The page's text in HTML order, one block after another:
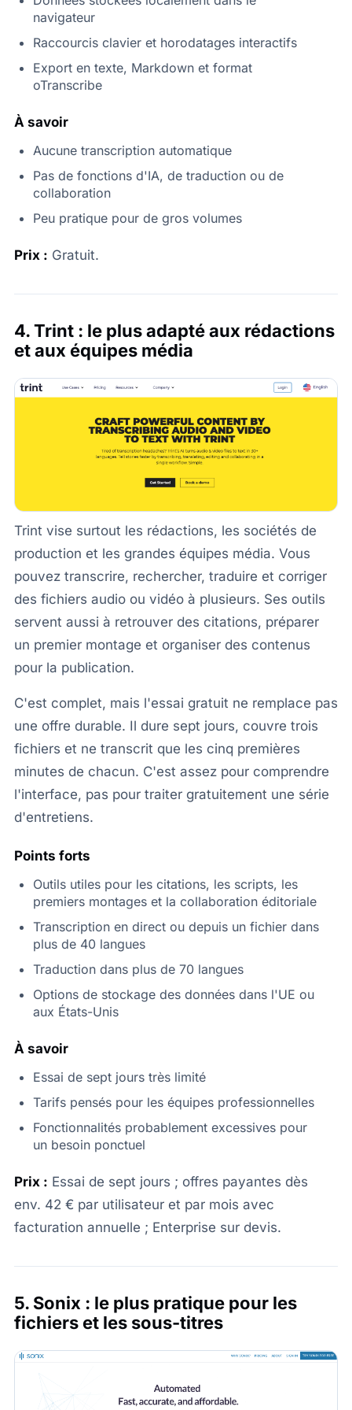
navigateur
Raccourcis clavier et horodatages interactifs
Export en texte, Markdown et format
oTranscribe
À savoir
Aucune transcription automatique
Pas de fonctions d'IA, de traduction ou de
collaboration
Peu pratique pour de gros volumes
Prix : Gratuit.
4. Trint : le plus adapté aux rédactions
et aux équipes média
Trint vise surtout les rédactions, les sociétés de
production et les grandes équipes média. Vous
pouvez transcrire, rechercher, traduire et corriger
des fichiers audio ou vidéo à plusieurs. Ses outils
servent aussi à retrouver des citations, préparer
un premier montage et organiser des contenus
pour la publication.
C'est complet, mais l'essai gratuit ne remplace pas
une offre durable. Il dure sept jours, couvre trois
fichiers et ne transcrit que les cinq premières
minutes de chacun. C'est assez pour comprendre
l'interface, pas pour traiter gratuitement une série
d'entretiens.
Points forts
Outils utiles pour les citations, les scripts, les
premiers montages et la collaboration éditoriale
Transcription en direct ou depuis un fichier dans
plus de 40 langues
Traduction dans plus de 70 langues
Options de stockage des données dans l'UE ou
aux États-Unis
À savoir
Essai de sept jours très limité
Tarifs pensés pour les équipes professionnelles
Fonctionnalités probablement excessives pour
un besoin ponctuel
Prix : Essai de sept jours ; offres payantes dès
env. 42 € par utilisateur et par mois avec
facturation annuelle ; Enterprise sur devis.
5. Sonix : le plus pratique pour les
fichiers et les sous-titres